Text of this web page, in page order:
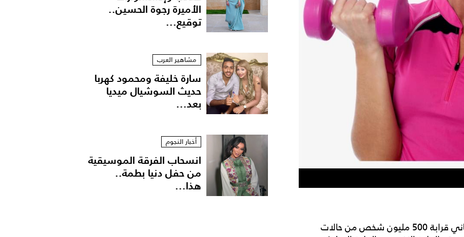
يعتبر الاكتئاب السبب الرئيسي لاعتلال الصحة، ويعاني قرابة 500 مليون شخص من حالات
الأميرة رجوة الحسين..
توقيع...
مشاهير العرب
سارة خليفة ومحمود كهربا
حديث السوشيال ميديا
بعد...
أخبار النجوم
انسحاب الفرقة الموسيقية
من حفل دنيا بطمة..
هذا...